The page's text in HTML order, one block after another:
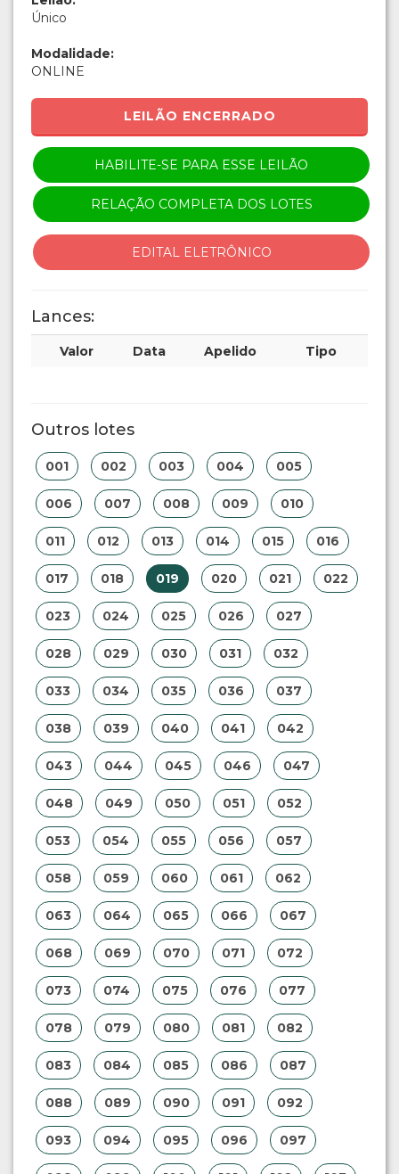
Único
Modalidade:
ONLINE
LEILÃO ENCERRADO
HABILITE-SE PARA ESSE LEILÃO
RELAÇÃO COMPLETA DOS LOTES
EDITAL ELETRÔNICO
Lances:
Valor Data Apelido Tipo
Outros lotes
001 002 003 004 005
006 007 008 009 010
011 012 013 014 015 016
017 018 019 020 021 022
023 024 025 026 027
028 029 030 031 032
033 034 035 036 037
038 039 040 041 042
043 044 045 046 047
048 049 050 051 052
053 054 055 056 057
058 059 060 061 062
063 064 065 066 067
068 069 070 071 072
073 074 075 076 077
078 079 080 081 082
083 084 085 086 087
088 089 090 091 092
093 094 095 096 097